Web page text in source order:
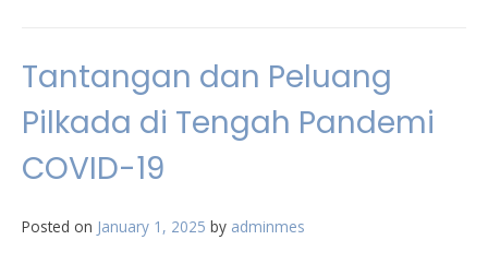
Tantangan dan Peluang
Pilkada di Tengah Pandemi
COVID-19
Posted on January 1, 2025 by adminmes